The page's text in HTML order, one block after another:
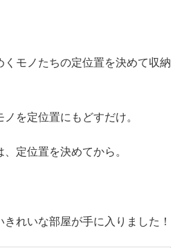
くモノたちの定位置を決めて収納
を定位置にもどすだけ。
定位置を決めてから。
れいな部屋が手に入りました！